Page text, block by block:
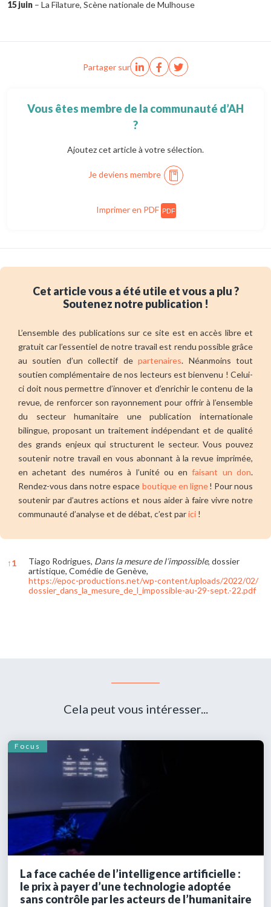
15juin – La Filature, Scène nationale de Mulhouse
Partager sur
Vous êtes membre de la communauté d’AH
?
Ajoutez cet article à votre sélection.
Je deviens membre
Imprimer en PDF PDF
Cet article vous a été utile et vous a plu ?
Soutenez notre publication !
L’ensemble des publications sur ce site est en accès libre et
gratuit car l’essentiel de notre travail est rendu possible grâce
au soutien d’un collectif departenaires. Néanmoins tout
soutien complémentaire de nos lecteurs est bienvenu ! Celui-
ci doit nous permettre d’innover et d’enrichir le contenu de la
revue, de renforcer son rayonnement pour offrir à l’ensemble
du secteur humanitaire une publication internationale
bilingue, proposant un traitement indépendant et de qualité
des grands enjeux qui structurent le secteur. Vous pouvez
soutenir notre travail en vous abonnant à la revue imprimée,
en achetant des numéros à l’unité ou enfaisant un don.
Rendez-vous dans notre espace boutique en ligne! Pour nous
soutenir par d’autres actions et nous aider à faire vivre notre
communauté d’analyse et de débat, c’est parici !
↑1 Tiago Rodrigues, Dans la mesure de l’impossible, dossier
artistique, Comédie de Genève,
https://epoc-productions.net/wp-content/uploads/2022/02/
dossier_dans_la_mesure_de_l_impossible-au-29-sept.-22.pdf
Cela peut vous intéresser...
Focus
La face cachée de l’intelligence artificielle :
le prix à payer d’une technologie adoptée
sans contrôle par les acteurs de l’humanitaire